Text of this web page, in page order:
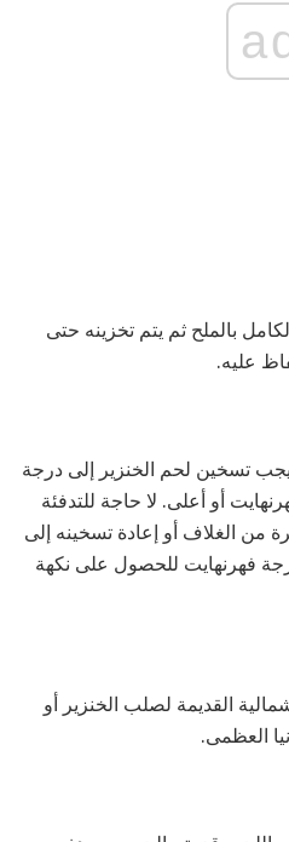
بالملح ثم يتم تخزينه حتى
عليه.
يجب تسخين لحم الخنزير إلى درجة
تبلغ 148 درجة فهرنهايت أو أعلى. لا حاجة للتدفئة
من الغلاف أو إعادة تسخينه إلى
حرارة داخلية تبلغ 130 درجة فهرنهايت للحصول على نكهة
القديمة لصلب الخنزير أو
العظمى.